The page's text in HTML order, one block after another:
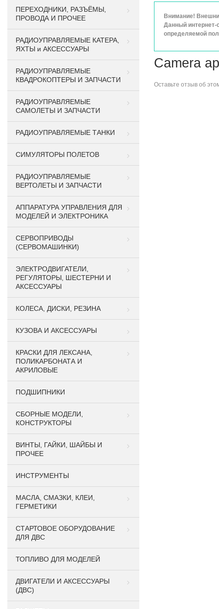
ПЕРЕХОДНИКИ, РАЗЪЁМЫ,
ПРОВОДА И ПРОЧЕЕ
РАДИОУПРАВЛЯЕМЫЕ КАТЕРА,
ЯХТЫ и АКСЕССУАРЫ
РАДИОУПРАВЛЯЕМЫЕ
КВАДРОКОПТЕРЫ И ЗАПЧАСТИ
РАДИОУПРАВЛЯЕМЫЕ
САМОЛЕТЫ И ЗАПЧАСТИ
РАДИОУПРАВЛЯЕМЫЕ ТАНКИ
СИМУЛЯТОРЫ ПОЛЕТОВ
РАДИОУПРАВЛЯЕМЫЕ
ВЕРТОЛЕТЫ И ЗАПЧАСТИ
АППАРАТУРА УПРАВЛЕНИЯ ДЛЯ
МОДЕЛЕЙ И ЭЛЕКТРОНИКА
СЕРВОПРИВОДЫ
(СЕРВОМАШИНКИ)
ЭЛЕКТРОДВИГАТЕЛИ,
РЕГУЛЯТОРЫ, ШЕСТЕРНИ И
АКСЕССУАРЫ
КОЛЕСА, ДИСКИ, РЕЗИНА
КУЗОВА И АКСЕССУАРЫ
КРАСКИ ДЛЯ ЛЕКСАНА,
ПОЛИКАРБОНАТА И
АКРИЛОВЫЕ
ПОДШИПНИКИ
CБОРНЫЕ МОДЕЛИ,
КОНСТРУКТОРЫ
ВИНТЫ, ГАЙКИ, ШАЙБЫ И
ПРОЧЕЕ
ИНСТРУМЕНТЫ
МАСЛА, СМАЗКИ, КЛЕИ,
ГЕРМЕТИКИ
СТАРТОВОЕ ОБОРУДОВАНИЕ
ДЛЯ ДВС
ТОПЛИВО ДЛЯ МОДЕЛЕЙ
ДВИГАТЕЛИ И АКСЕССУАРЫ
(ДВС)
Внимание!
Данный интернет-
определяемой
Camera
Оставьте отзыв об